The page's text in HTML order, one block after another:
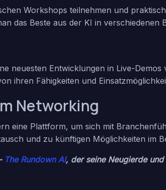
Workshops teilnehmen und
das Beste aus der KI in verschiedenen
neuesten Entwicklungen in Live-
ihren Fähigkeiten und
Networking
eine Plattform, um sich mit
und zu künftigen Möglichkeiten im
The Rundown AI, der seine Neugierde